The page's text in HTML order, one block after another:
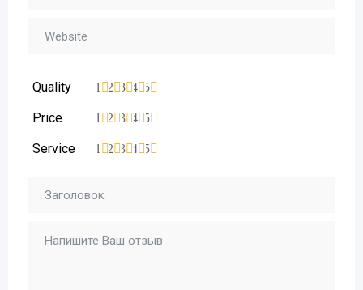
Quality 5
4
3
2
1
Price 5
4
3
2
1
Service 5
4
3
2
1